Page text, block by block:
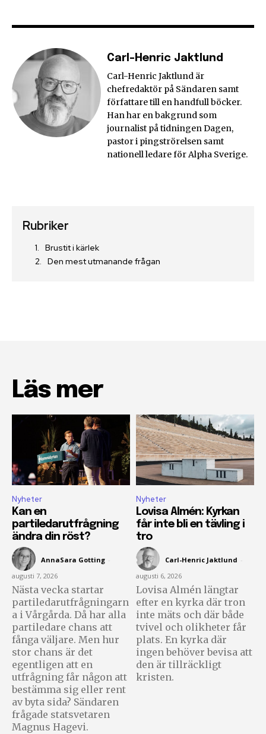
Carl-Henric Jaktlund
Carl-Henric Jaktlund är
chefredaktör på Sändaren samt
författare till en handfull böcker.
Han har en bakgrund som
journalist på tidningen Dagen,
pastor i pingströrelsen samt
nationell ledare för Alpha Sverige.
Rubriker
Brustit i kärlek
Den mest utmanande frågan
Läs mer
Nyheter
Kan en
partiledarutfrågning
ändra din röst?
AnnaSara Gotting -
augusti 7, 2026
Nästa vecka startar
partiledarutfrågningarn
a i Vårgårda. Då har alla
partiledare chans att
fånga väljare. Men hur
stor chans är det
egentligen att en
utfrågning får någon att
bestämma sig eller rent
av byta sida? Sändaren
frågade statsvetaren
Magnus Hagevi.
Nyheter
Lovisa Almén: Kyrkan
får inte bli en tävling i
tro
Carl-Henric Jaktlund -
augusti 6, 2026
Lovisa Almén längtar
efter en kyrka där tron
inte mäts och där både
tvivel och olikheter får
plats. En kyrka där
ingen behöver bevisa att
den är tillräckligt
kristen.